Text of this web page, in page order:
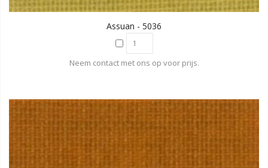
Assuan - 5036
Neem contact met ons op voor prijs.